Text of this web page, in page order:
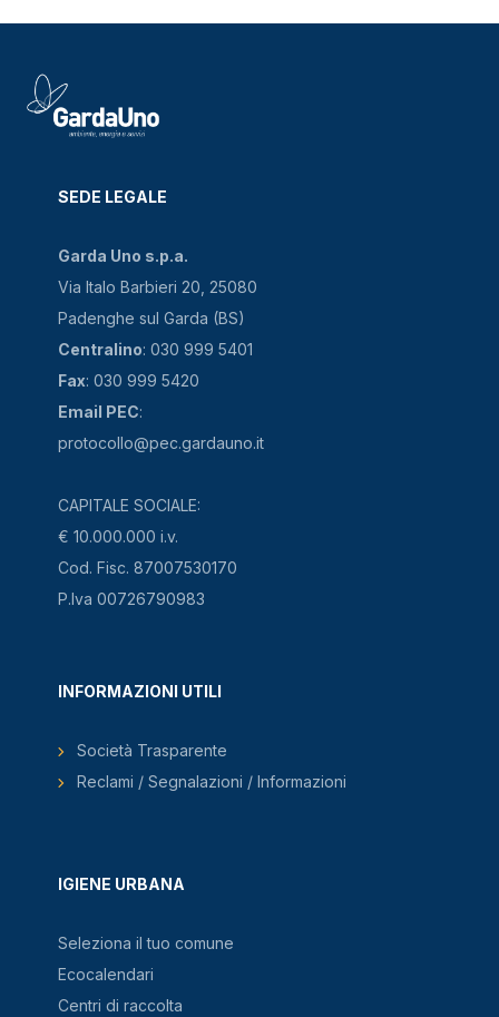
SEDE LEGALE
Garda Uno s.p.a.
Via Italo Barbieri 20, 25080
Padenghe sul Garda (BS)
Centralino: 030 999 5401
Fax: 030 999 5420
Email PEC:
protocollo@pec.gardauno.it
CAPITALE SOCIALE:
€ 10.000.000 i.v.
Cod. Fisc. 87007530170
P.Iva 00726790983
IGIENE URBANA
Seleziona il tuo comune
Ecocalendari
Centri di raccolta
INFORMAZIONI UTILI
Società Trasparente
Reclami / Segnalazioni / Informazioni